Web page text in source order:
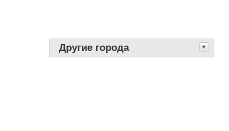
Другие города